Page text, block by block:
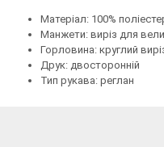
Матеріал: 100%
Манжети: виріз для
Горловина: круглий
Друк: двосторонній
Тип рукава: реглан